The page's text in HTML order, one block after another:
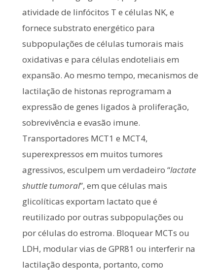
atividade de linfócitos T e células NK, e
fornece substrato energético para
subpopulações de células tumorais mais
oxidativas e para células endoteliais em
expansão. Ao mesmo tempo, mecanismos de
lactilação de histonas reprogramam a
expressão de genes ligados à proliferação,
sobrevivência e evasão imune.
Transportadores MCT1 e MCT4,
superexpressos em muitos tumores
agressivos, esculpem um verdadeiro “lactate
shuttle tumoral”, em que células mais
glicolíticas exportam lactato que é
reutilizado por outras subpopulações ou
por células do estroma. Bloquear MCTs ou
LDH, modular vias de GPR81 ou interferir na
lactilação desponta, portanto, como